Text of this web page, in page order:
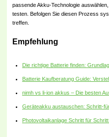
passende Akku-Technologie
testen. Befolgen Sie diesen Prozess
treffen.
Empfehlung
Die richtige Batterie finden:
Batterie Kaufberatung Guide:
nimh vs li-ion akkus – Die besten
Geräteakku austauschen: Schritt-
Photovoltaikanlage Schritt für